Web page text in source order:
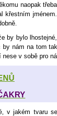
naopak
křestním
by bylo
by nám na tom
nese v sobě pro
v jakém tvaru